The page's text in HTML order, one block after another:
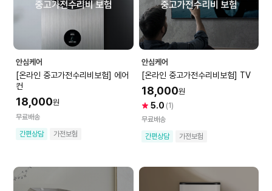
안심케어
[온라인 중고가전수리비보험] 에어
컨
18,000원
무료배송
간편상담
가전보험
안심케어
[온라인 중고가전수리비보험] TV
18,000원
5.0 (1)
무료배송
간편상담
가전보험